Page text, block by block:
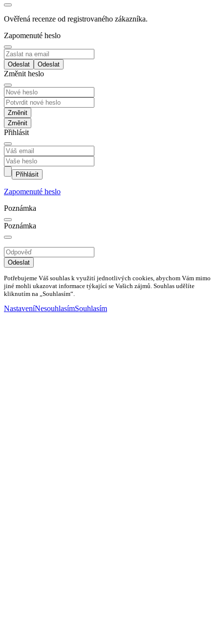
Ověřená recenze od registrovaného zákazníka.
Zapomenuté heslo
Odeslat
Změnit heslo
Změnit
Přihlásit
Přihlásit
Zapomenuté heslo
Poznámka
Poznámka
Odeslat
Potřebujeme Váš souhlas k využití jednotlivých cookies, abychom Vám mimo
jiné mohli ukazovat informace týkající se Vašich zájmů. Souhlas udělíte
kliknutím na „Souhlasím“.
NastaveníNesouhlasímSouhlasím